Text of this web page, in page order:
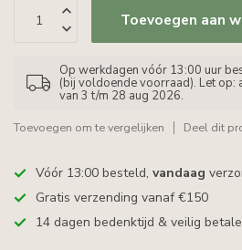
Toevoegen aan
Op werkdagen vóór 13:00 uur
(bij voldoende voorraad). Let op:
van 3 t/m 28 aug 2026.
Toevoegen om te vergelijken Deel dit
Vóór 13:00 besteld, vandaag
Gratis verzending vanaf €150
14 dagen bedenktijd & veilig